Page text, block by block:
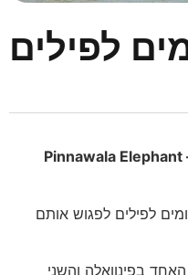
לפילים
בית היתומים לפילים בפינוואלה – Pinnawala Elephant
לפילים לפגוש אותם
בפינוואלה והשני